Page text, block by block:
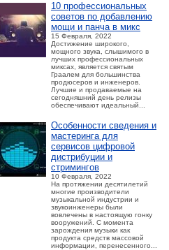
10 профессиональных
советов по добавлению
мощи и панча в микс
15 Февраля, 2022
Достижение широкого,
мощного звука, слышимого в
лучших профессиональных
миксах, является святым
Граалем для большинства
продюсеров и инженеров.
Лучшие и продаваемые на
сегодняшний день релизы
обеспечивают идеальный...
Особенности сведения и
мастеринга для
сервисов цифровой
дистрибуции и
стримингов
10 Февраля, 2022
На протяжении десятилетий
многие производители
музыкальной индустрии и
звукоинженеры были
вовлечены в настоящую гонку
вооружений. С момента
зарождения музыки как
продукта средств массовой
информации, перенесенного...